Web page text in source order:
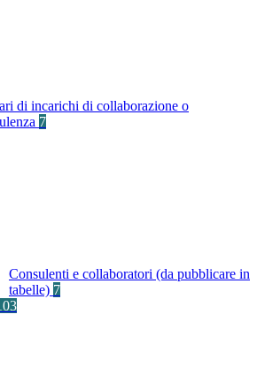
di incarichi di collaborazione o
7
Consulenti e collaboratori (da pubblicare in
tabelle) 7